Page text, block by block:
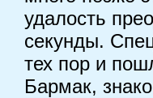
удалость
секунды.
тех пор и
Бармак,